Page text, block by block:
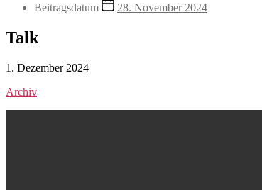
Beitragsdatum
28. November 2024
Talk
1. Dezember 2024
Archiv